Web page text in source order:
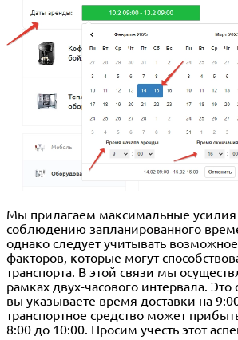
Мы прилагаем максимальные усилия
соблюдению запланированного
однако следует учитывать
факторов, которые могут
транспорта. В этой связи мы
рамках двух-часового интервала. Это
вы указываете время доставки на
транспортное средство может
8:00 до 10:00. Просим учесть этот